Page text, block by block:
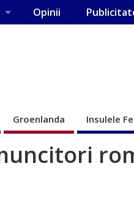
Opinii
Groenlanda Insulele